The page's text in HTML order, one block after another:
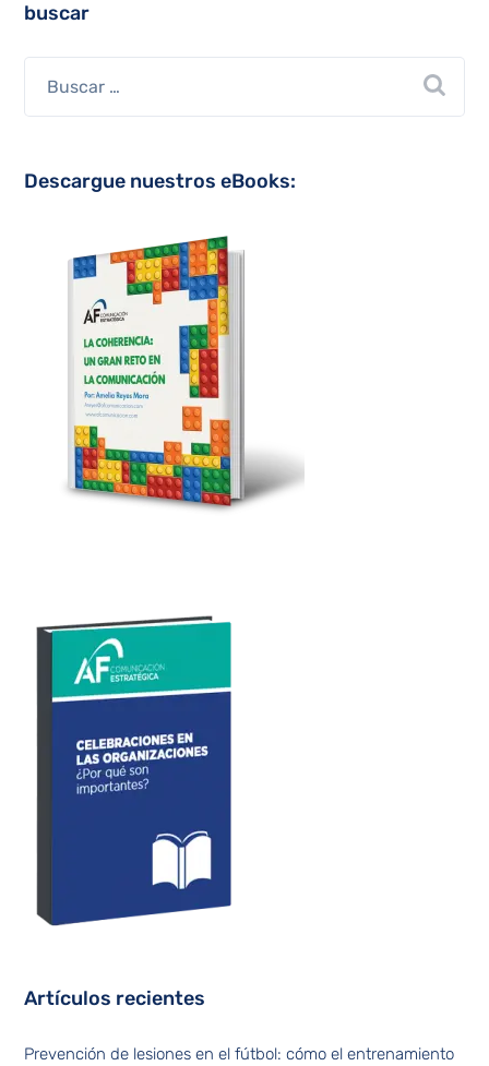
buscar
Descargue nuestros eBooks:
Artículos recientes
Prevención de lesiones en el fútbol: cómo el entrenamiento